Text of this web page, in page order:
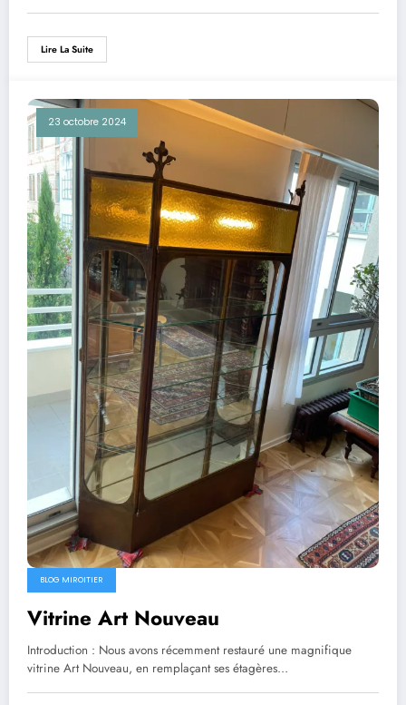
Lire La Suite
23 octobre 2024
BLOG MIROITIER
Vitrine Art Nouveau
Introduction : Nous avons récemment restauré une magnifique
vitrine Art Nouveau, en remplaçant ses étagères…